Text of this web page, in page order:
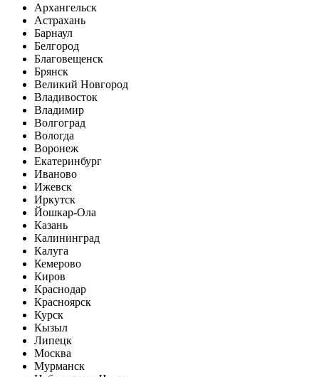
Архангельск
Астрахань
Барнаул
Белгород
Благовещенск
Брянск
Великий Новгород
Владивосток
Владимир
Волгоград
Вологда
Воронеж
Екатеринбург
Иваново
Ижевск
Иркутск
Йошкар-Ола
Казань
Калининград
Калуга
Кемерово
Киров
Краснодар
Красноярск
Курск
Кызыл
Липецк
Москва
Мурманск